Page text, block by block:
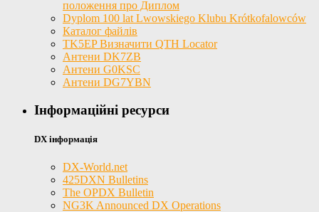
положення про Диплом
Dyplom 100 lat Lwowskiego Klubu Krótkofalowców
Каталог файлів
TK5EP Визначити QTH Locator
Антени DK7ZB
Антени G0KSC
Антени DG7YBN
Інформаційні ресурси
DX інформація
DX-World.net
425DXN Bulletins
The OPDX Bulletin
NG3K Announced DX Operations